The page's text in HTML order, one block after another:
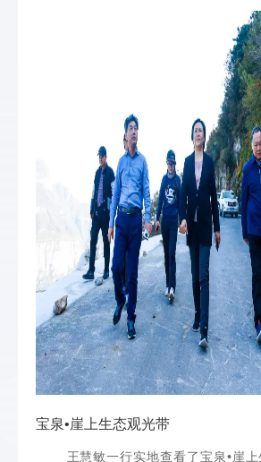
宝泉•崖上生态观光带
王慧敏一行实地查看了宝泉•崖上